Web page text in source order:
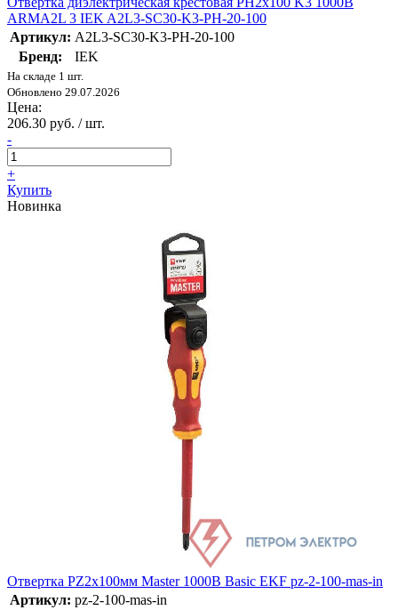
ARMA2L 3 IEK A2L3-SC30-K3-PH-20-100
Артикул: A2L3-SC30-K3-PH-20-100
Бренд:
IEK
На складе 1 шт.
Обновлено 29.07.2026
Цена:
206.30 руб. / шт.
-
+
Купить
Новинка
Отвертка PZ2х100мм Master 1000В Basic EKF pz-2-100-mas-in
Артикул: pz-2-100-mas-in